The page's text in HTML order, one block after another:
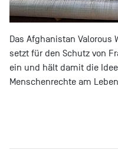
Das Afghanistan Valorous
setzt für den Schutz von
ein und hält damit die
Menschenrechte am